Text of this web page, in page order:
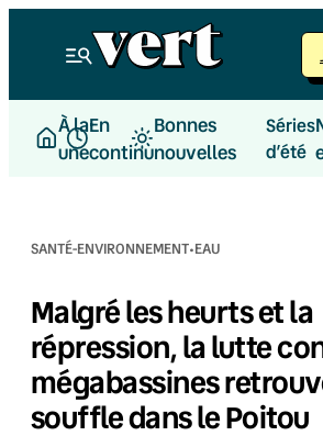
À la
une
En
continu
Bonnes
nouvelles
Séries
d’été
SANTÉ-ENVIRONNEMENT·EAU
Malgré les heurts et la
répression, la lutte
mégabassines
souffle dans le Poitou